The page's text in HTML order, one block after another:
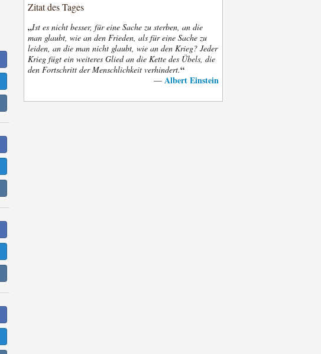
Zitat des Tages
„Ist es nicht besser, für eine Sache zu sterben, an die
man glaubt, wie an den Frieden, als für eine Sache zu
leiden, an die man nicht glaubt, wie an den Krieg? Jeder
Krieg fügt ein weiteres Glied an die Kette des Übels, die
den Fortschritt der Menschlichkeit verhindert.“
— Albert Einstein